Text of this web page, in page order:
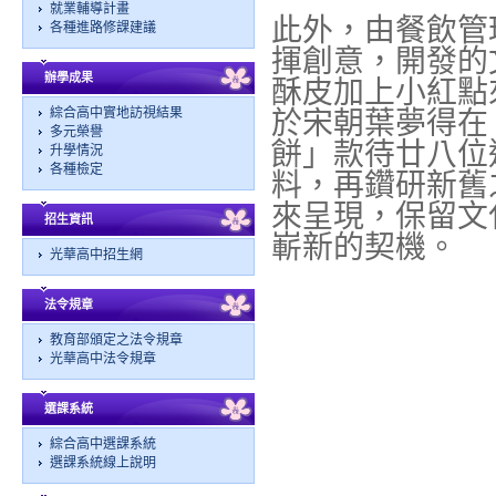
就業輔導計畫
各種進路修課建議
辦學成果
綜合高中實地訪視結果
多元榮譽
升學情況
各種檢定
招生資訊
光華高中招生網
法令規章
教育部頒定之法令規章
光華高中法令規章
選課系統
綜合高中選課系統
選課系統線上說明
此外，由餐飲
揮創意，開發
酥皮加上小紅
於宋朝葉夢得
餅」款待廿八
料，再鑽研新
來呈現，保留
嶄新的契機。